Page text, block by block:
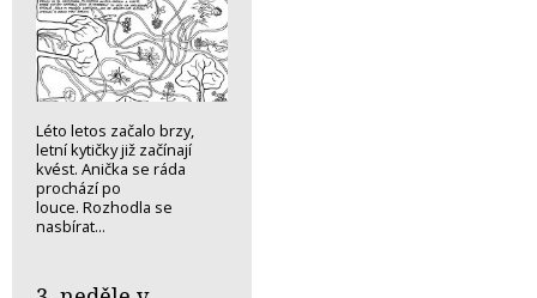
Léto letos začalo brzy,
letní kytičky již začínají
kvést. Anička se ráda
prochází po
louce. Rozhodla se
nasbírat...